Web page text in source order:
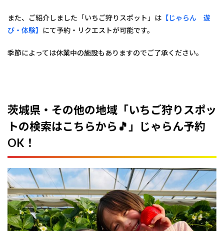
また、ご紹介しました「いちご狩りスポット」は 【じゃらん 遊
び・体験】 にて予約・リクエストが可能です。
季節によっては休業中の施設もありますのでご了承ください。
茨城県・その他の地域「いちご狩りスポッ
トの検索はこちらから🎵」じゃらん予約
OK！